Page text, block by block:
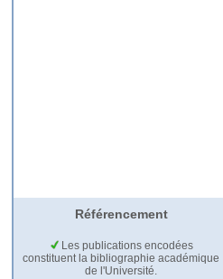
Référencement
Les publications encodées
constituent la bibliographie académique
de l'Université.